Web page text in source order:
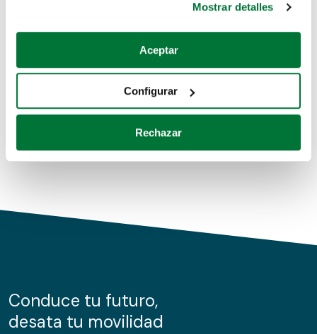
Si lo permite, también quisiéramos:
Recopilar información sobre su ubicación geográfica
Identificar su dispositivo analizándolo activamente
para buscar características específicas (huellas
Obtenga más información sobre cómo se procesan sus
de cookies.
información sobre el uso que haga del sitio web con
nuestros partners de redes sociales, publicidad y análisis
Mostrar detalles
Aceptar
Configurar
Rechazar
Coches de segunda mano
Coches de km0
Conduce tu futuro,
desata tu movilidad